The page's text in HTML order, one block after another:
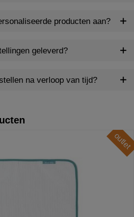
producten aan?
geleverd?
na verloop van tijd?
outlet